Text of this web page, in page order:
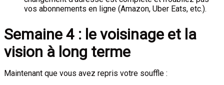
vos abonnements en ligne (Amazon, Uber Eats, etc.).
Semaine 4 : le voisinage et la
vision à long terme
Maintenant que vous avez repris votre souffle :